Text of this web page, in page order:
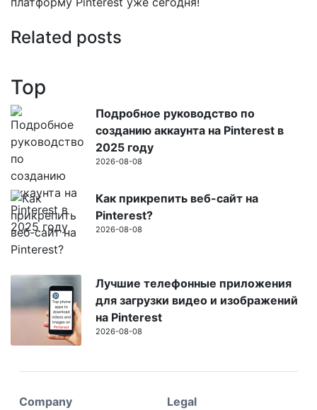
Related posts
Top
Подробное руководство по
созданию аккаунта на Pinterest в
2025 году
2026-08-08
Как прикрепить веб-сайт на
Pinterest?
2026-08-08
Лучшие телефонные приложения
для загрузки видео и изображений
на Pinterest
2026-08-08
Company Legal